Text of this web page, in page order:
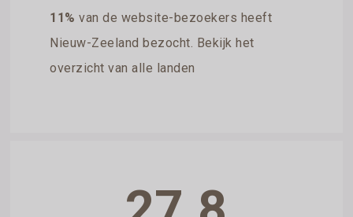
11% van de website-bezoekers heeft
Nieuw-Zeeland bezocht. Bekijk het
overzicht van alle landen